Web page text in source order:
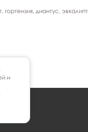
гортензия, диантус, эвкалипт
и